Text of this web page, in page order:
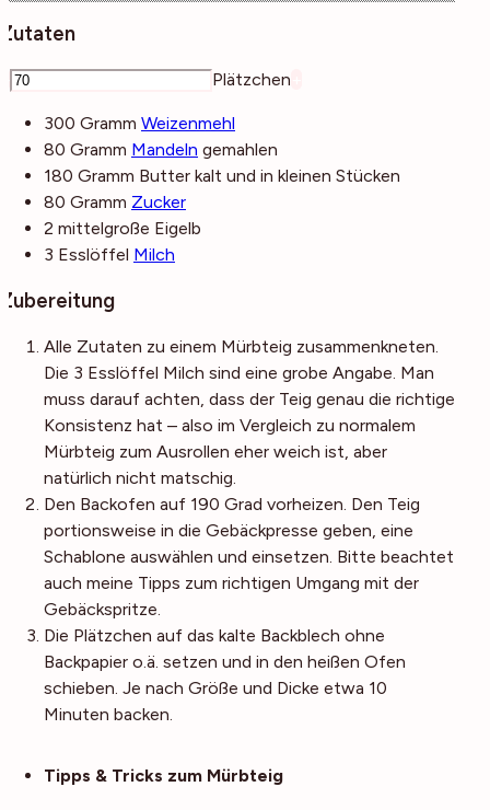
Zutaten
Plätzchen
300 Gramm Weizenmehl
80 Gramm Mandeln gemahlen
180 Gramm Butter kalt und in kleinen Stücken
80 Gramm Zucker
2 mittelgroße Eigelb
3 Esslöffel Milch
Zubereitung
Alle Zutaten zu einem Mürbteig zusammenkneten.
Die 3 Esslöffel Milch sind eine grobe Angabe. Man
muss darauf achten, dass der Teig genau die richtige
Konsistenz hat – also im Vergleich zu normalem
Mürbteig zum Ausrollen eher weich ist, aber
natürlich nicht matschig.
Den Backofen auf 190 Grad vorheizen. Den Teig
portionsweise in die Gebäckpresse geben, eine
Schablone auswählen und einsetzen. Bitte beachtet
auch meine Tipps zum richtigen Umgang mit der
Gebäckspritze.
Die Plätzchen auf das kalte Backblech ohne
Backpapier o.ä. setzen und in den heißen Ofen
schieben. Je nach Größe und Dicke etwa 10
Minuten backen.
Tipps & Tricks zum Mürbteig